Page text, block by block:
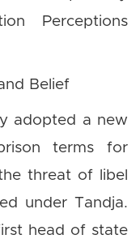
Perceptions
Belief
adopted a new
terms for
threat of libel
under Tandja.
head of state